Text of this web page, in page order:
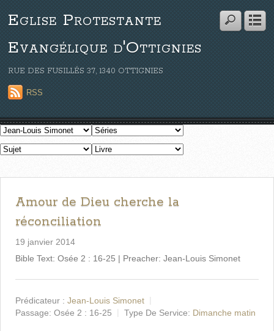
Eglise Protestante
Evangélique d'Ottignies
RUE DES FUSILLÉS 37, 1340 OTTIGNIES
RSS
Amour de Dieu cherche la
réconciliation
19 janvier 2014
Bible Text: Osée 2 : 16-25 | Preacher: Jean-Louis Simonet
Prédicateur : Jean-Louis Simonet
Passage: Osée 2 : 16-25 Type De Service: Dimanche matin